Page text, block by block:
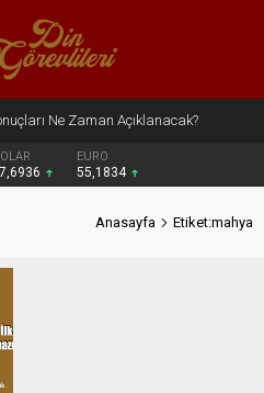
Ne Zaman Açıklanacak?
EURO
55,1834
Anasayfa Etiket:mahya